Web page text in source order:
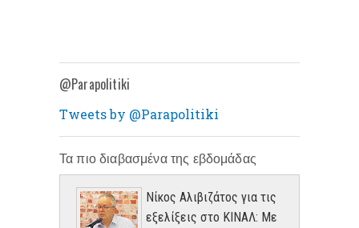
@Parapolitiki
Tweets by @Parapolitiki
Τα πιο διαβασμένα της εβδομάδας
Νίκος Αλιβιζάτος για τις
εξελίξεις στο ΚΙΝΑΛ: Με